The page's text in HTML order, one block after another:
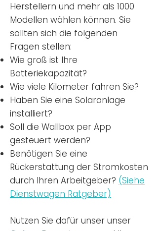
Herstellern und mehr als 1000
Modellen wählen können. Sie
sollten sich die folgenden
Fragen stellen:
Wie groß ist Ihre
Batteriekapazität?
Wie viele Kilometer fahren Sie?
Haben Sie eine Solaranlage
installiert?
Soll die Wallbox per App
gesteuert werden?
Benötigen Sie eine
Rückerstattung der Stromkosten
durch Ihren Arbeitgeber? (Siehe
Dienstwagen Ratgeber)
Nutzen Sie dafür unser unser